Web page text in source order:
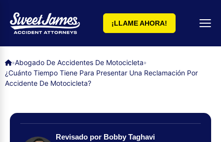
¡LLAME AHORA!
»Abogado De Accidentes De Motocicleta»
¿Cuánto Tiempo Tiene Para Presentar Una Reclamación Por
Accidente De Motocicleta?
Revisado por Bobby Taghavi